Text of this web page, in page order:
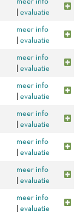
evaluatie
meer info
evaluatie
meer info
evaluatie
meer info
evaluatie
meer info
evaluatie
meer info
evaluatie
meer info
evaluatie
meer info
evaluatie